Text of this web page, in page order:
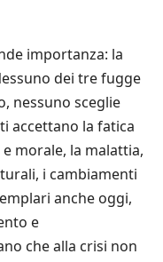
importanza: la
dei tre fugge
nessuno sceglie
accettano la fatica
morale, la malattia,
i cambiamenti
anche oggi,
e
che alla crisi non